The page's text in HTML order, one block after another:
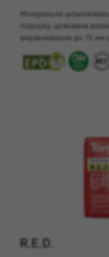
Мінеральна
порошку, армована
вирівнювання до 10 мм
R.E.D.